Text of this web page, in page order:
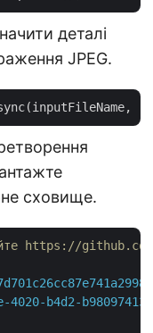
деталі
JPEG.
сховище.
https://
4020-b4d2-